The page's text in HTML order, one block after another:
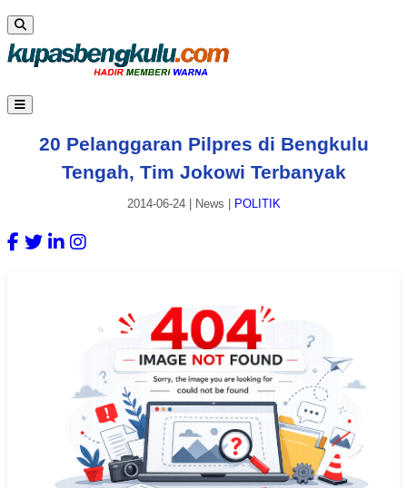
20 Pelanggaran Pilpres di Bengkulu
Tengah, Tim Jokowi Terbanyak
2014-06-24| News POLITIK